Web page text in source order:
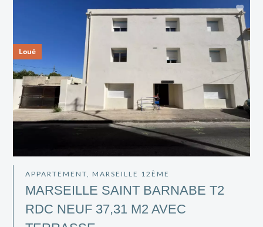
APPARTEMENT, MARSEILLE 12ÈME
MARSEILLE SAINT BARNABE T2
RDC NEUF 37,31 M2 AVEC
Loué